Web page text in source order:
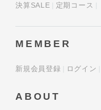
決算SALE 定期コース
MEMBER
新規会員登録 ログイン
ABOUT